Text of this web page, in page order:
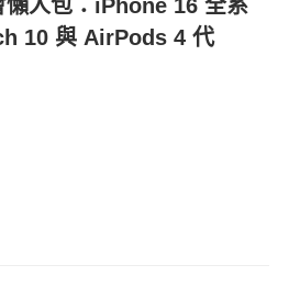
懶人包：iPhone 16 全系
10 與 AirPods 4 代